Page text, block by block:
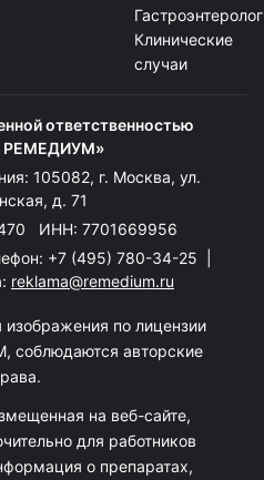
Клинические
случаи
ответственностью
РЕМЕДИУМ»
105082, г. Москва, ул.
д. 71
ИНН: 7701669956
+7 (495) 780-34-25
reklama@remedium.ru
изображения по лицензии
соблюдаются авторские
на веб-сайте,
для работников
о препаратах,